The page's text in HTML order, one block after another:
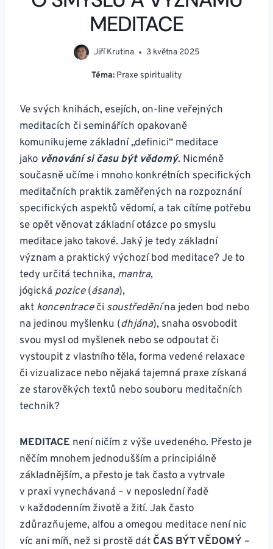
MEDITACE
Jiří Krutina 3 května 2025
Téma: Praxe spirituality
Ve svých knihách, esejích, on-line veřejných
meditacích či seminářích opakovaně
komunikujeme základní „definici“ meditace
jako věnování si času být vědomý. Nicméně
současně učíme i mnoho konkrétních specifických
meditačních praktik zaměřených na rozpoznání
specifických aspektů vědomí, a tak cítíme potřebu
se opět věnovat základní otázce po smyslu
meditace jako takové. Jaký je tedy základní
význam a praktický výchozí bod meditace? Je to
tedy určitá technika, mantra,
jógická pozice(ásana),
akt koncentraceči soustředěnína jeden bod nebo
na jedinou myšlenku (dhjána), snaha osvobodit
svou mysl od myšlenek nebo se odpoutat či
vystoupit z vlastního těla, forma vedené relaxace
či vizualizace nebo nějaká tajemná praxe získaná
ze starověkých textů nebo souboru meditačních
technik?
MEDITACE není ničím z výše uvedeného. Přesto je
něčím mnohem jednodušším a principiálně
základnějším, a přesto je tak často a vytrvale
v praxi vynechávaná – v neposlední řadě
v každodenním životě a žití. Jak často
zdůrazňujeme, alfou a omegou meditace není nic
víc ani míň, než si prostě dát ČAS BÝT VĚDOMÝ –